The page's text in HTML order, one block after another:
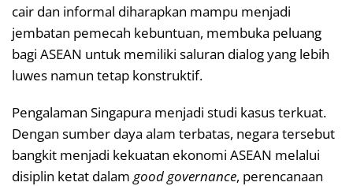
cair dan informal diharapkan mampu menjadi
jembatan pemecah kebuntuan, membuka peluang
bagi ASEAN untuk memiliki saluran dialog yang lebih
luwes namun tetap konstruktif.
Pengalaman Singapura menjadi studi kasus terkuat.
Dengan sumber daya alam terbatas, negara tersebut
bangkit menjadi kekuatan ekonomi ASEAN melalui
disiplin ketat dalam good governance, perencanaan